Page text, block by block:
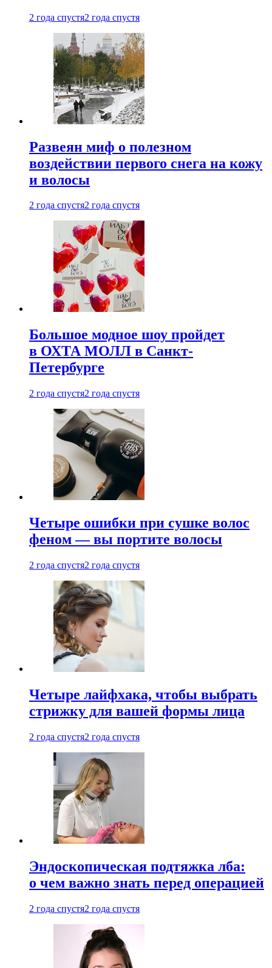
2 года спустя2 года спустя
Развеян миф о полезном
воздействии первого снега на кожу
и волосы
2 года спустя2 года спустя
Большое модное шоу пройдет
в ОХТА МОЛЛ в Санкт-
Петербурге
2 года спустя2 года спустя
Четыре ошибки при сушке волос
феном — вы портите волосы
2 года спустя2 года спустя
Четыре лайфхака, чтобы выбрать
стрижку для вашей формы лица
2 года спустя2 года спустя
Эндоскопическая подтяжка лба:
о чем важно знать перед операцией
2 года спустя2 года спустя